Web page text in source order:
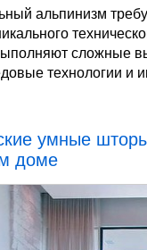
альпинизм
сложные
технологии и
умные
доме